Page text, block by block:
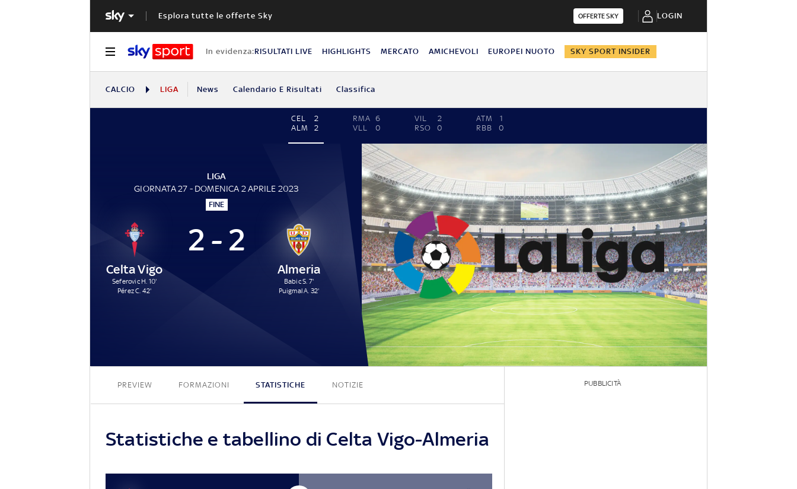
Esplora tutte le offerte Sky OFFERTE SKY LOGIN
In evidenza:RISULTATI LIVE HIGHLIGHTS MERCATO AMICHEVOLI EUROPEI NUOTO SKY SPORT INSIDER
CALCIO LIGA News Calendario E Risultati Classifica
CEL
2
ALM
2
RMA
6
VLL
0
VIL
2
RSO
0
ATM
1
RBB
0
LIGA
GIORNATA 27 - DOMENICA 2 APRILE 2023
FINE
Celta Vigo
Seferovic H. 10'
Pérez C. 42'
2 - 2
Almeria
Babic S. 7'
Puigmal A. 32'
2 - 2
PREVIEW FORMAZIONI STATISTICHE NOTIZIE
Statistiche e tabellino di Celta Vigo-Almeria
PUBBLICITÀ